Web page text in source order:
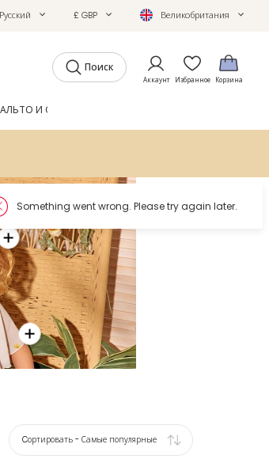
Русский £ GBP Великобритания
Поиск
Аккаунт Избранное Корзина
И ОБУВЬ
Cортировать - Самые популярные